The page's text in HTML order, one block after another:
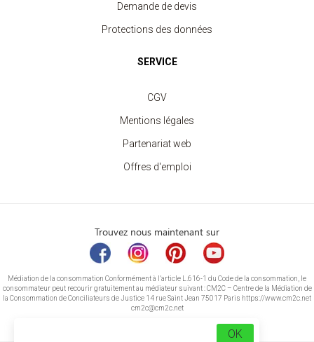
Demande de devis
Protections des données
SERVICE
CGV
Mentions légales
Partenariat web
Offres d'emploi
Trouvez nous maintenant sur
Médiation de la consommation Conformément à l’article L.616-1 du Code de la consommation, le
consommateur peut recourir gratuitement au médiateur suivant : CM2C – Centre de la Médiation de
la Consommation de Conciliateurs de Justice 14 rue Saint Jean 75017 Paris https://www.cm2c.net
cm2c@cm2c.net
OK